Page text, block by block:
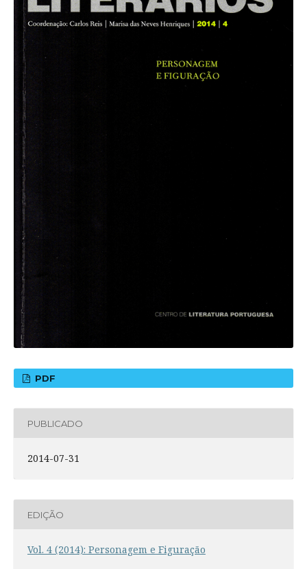
PDF
PUBLICADO
2014-07-31
EDIÇÃO
Vol. 4 (2014): Personagem e Figuração